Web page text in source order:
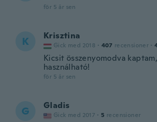
för 5 år sen
K Krisztina
Gick med 2018 · 407 recensioner ·
Kicsit összenyomodva
használható!
för 5 år sen
G Gladis
Gick med 2017 · 5 recensioner